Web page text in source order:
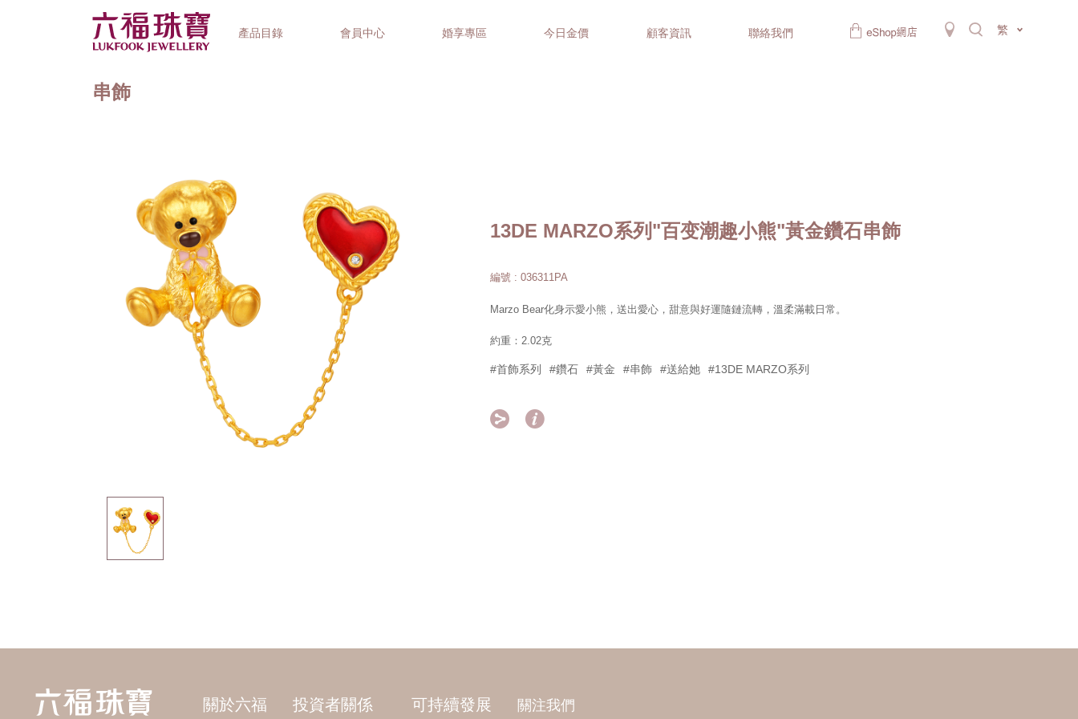
產品目錄 會員中心 婚享專區 今日金價 顧客資訊 聯絡我們 繁
串飾
13DE MARZO系列"百变潮趣小熊"黃金鑽石串飾
編號 : 036311PA
Marzo Bear化身示愛小熊，送出愛心，甜意與好運隨鏈流轉，溫柔滿載日常。
約重：2.02克
#首飾系列 #鑽石 #黃金 #串飾 #送給她 #13DE MARZO系列
 
關於六福 投資者關係 可持續發展 關注我們